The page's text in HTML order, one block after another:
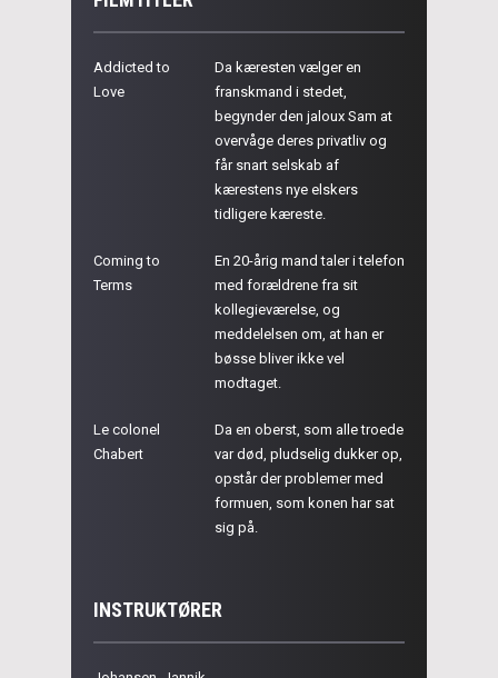
Addicted to
Love
Da kæresten vælger en
franskmand i stedet,
begynder den jaloux Sam at
overvåge deres privatliv og
får snart selskab af
kærestens nye elskers
tidligere kæreste.
Coming to
Terms
En 20-årig mand taler i telefon
med forældrene fra sit
kollegieværelse, og
meddelelsen om, at han er
bøsse bliver ikke vel
modtaget.
Le colonel
Chabert
Da en oberst, som alle troede
var død, pludselig dukker op,
opstår der problemer med
formuen, som konen har sat
sig på.
INSTRUKTØRER